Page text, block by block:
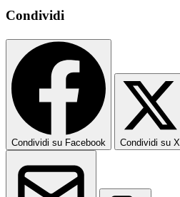
Condividi
Condividi su Facebook Condividi su X